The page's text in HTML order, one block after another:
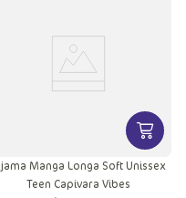
DOVER
Manga Longa Soft Unissex
Teen Capivara Vibes